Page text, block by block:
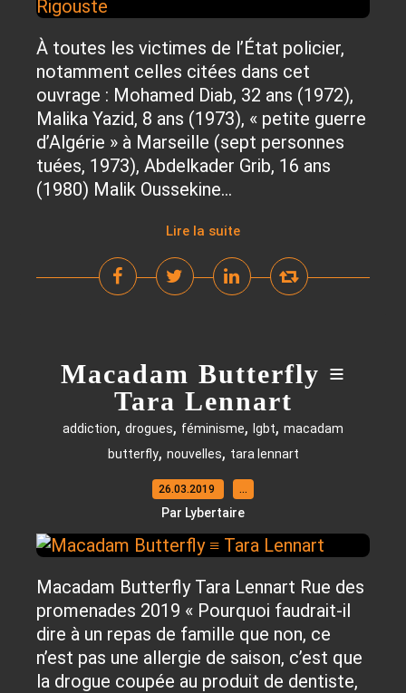
À toutes les victimes de l’État policier,
notamment celles citées dans cet
ouvrage : Mohamed Diab, 32 ans (1972),
Malika Yazid, 8 ans (1973), « petite guerre
d’Algérie » à Marseille (sept personnes
tuées, 1973), Abdelkader Grib, 16 ans
(1980) Malik Oussekine...
Lire la suite
Macadam Butterfly ≡
Tara Lennart
addiction, drogues, féminisme, lgbt, macadam
butterfly, nouvelles, tara lennart
26.03.2019 …
Par Lybertaire
Macadam Butterfly Tara Lennart Rue des
promenades 2019 « Pourquoi faudrait-il
dire à un repas de famille que non, ce
n’est pas une allergie de saison, c’est que
la drogue coupée au produit de dentiste,